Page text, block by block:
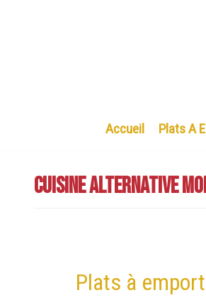
Accueil Plats A
Cuisine Alternative
Plats à